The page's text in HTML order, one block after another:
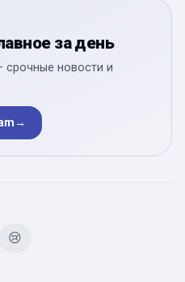
за день
срочные новости и
→
😢